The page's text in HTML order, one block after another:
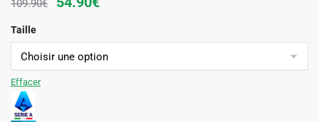
109.90€
initial
était :
actuel
est :
Taille
Effacer